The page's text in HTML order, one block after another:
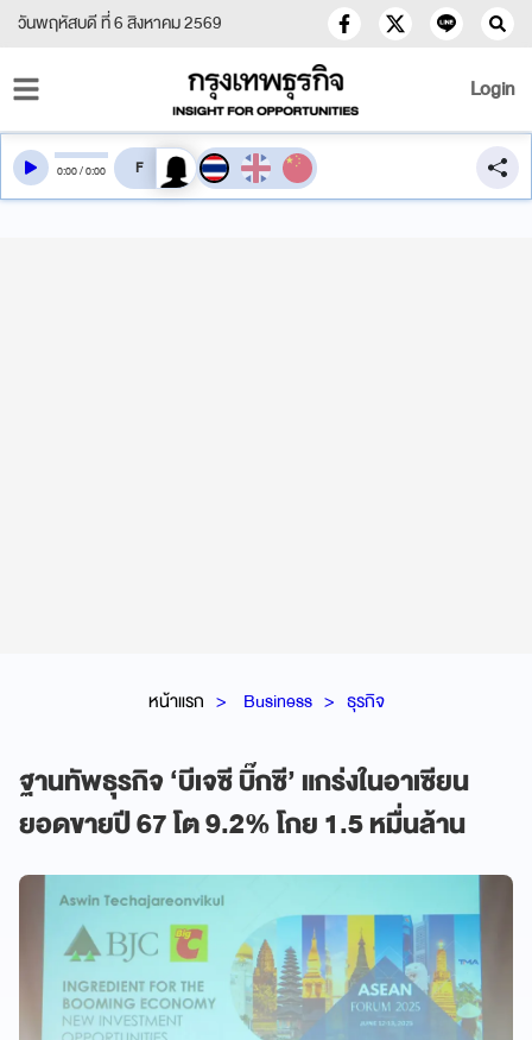
วันพฤหัสบดี ที่ 6 สิงหาคม 2569
Login
หน้าแรก Business ธุรกิจ
ฐานทัพธุรกิจ ‘บีเจซี บิ๊กซี’ แกร่งในอาเซียน
ยอดขายปี 67 โต 9.2% โกย 1.5 หมื่นล้าน
0:00/0:00 สลับเสียงอ่าน